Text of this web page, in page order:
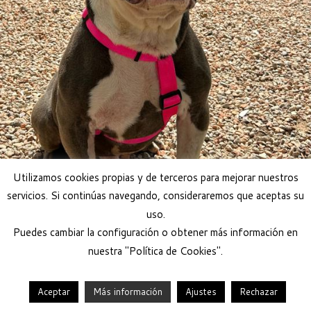
© 2026 Help Guau ·Funciona con · Diseñado con el Tema Customizr
Utilizamos cookies propias y de terceros para mejorar nuestros
servicios. Si continúas navegando, consideraremos que aceptas su
uso.
Puedes cambiar la configuración o obtener más información en
nuestra "Política de Cookies".
Aceptar Más información Ajustes Rechazar